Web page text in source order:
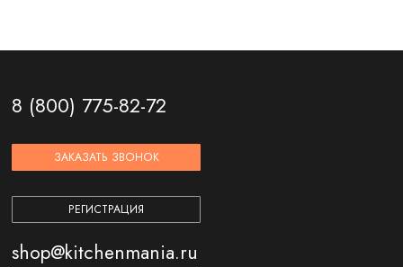
8 (800) 775-82-72
ЗАКАЗАТЬ ЗВОНОК
РЕГИСТРАЦИЯ
shop@kitchenmania.ru